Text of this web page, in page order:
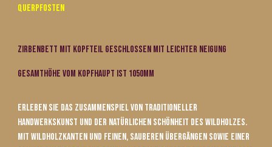
Querpfosten
Zirbenbett mit Kopfteil geschlossen mit leichter Neigung
Gesamthöhe vom Kopfhaupt ist 1050mm
Erleben Sie das Zusammenspiel von traditioneller
Handwerkskunst und der natürlichen Schönheit des Wildholzes.
Mit Wildholzkanten und feinen, sauberen Übergängen sowie einer